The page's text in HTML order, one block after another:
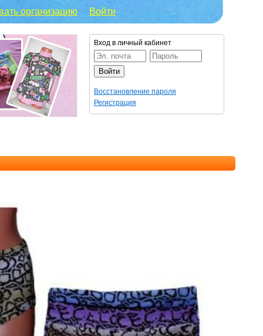
организацию Войти
Вход в личный кабинет
Восстановление пароля
Регистрация